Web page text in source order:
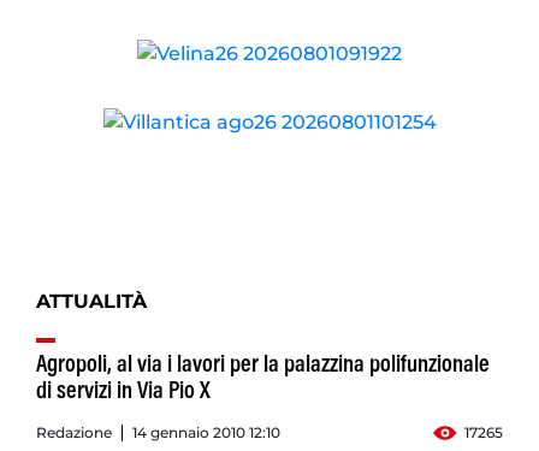
ATTUALITÀ
Agropoli, al via i lavori per la palazzina polifunzionale
di servizi in Via Pio X
Redazione 14 gennaio 2010 12:10 17265